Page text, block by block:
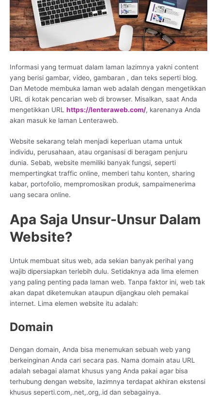
Informasi yang termuat dalam laman lazimnya yakni content
yang berisi gambar, video, gambaran , dan teks seperti blog.
Dan Metode membuka laman web adalah dengan mengetikkan
URL di kotak pencarian web di browser. Misalkan, saat Anda
mengetikkan URL https://lenteraweb.com/, karenanya Anda
akan masuk ke laman Lenteraweb.
Website sekarang telah menjadi keperluan utama untuk
individu, perusahaan, atau organisasi di beragam penjuru
dunia. Sebab, website memiliki banyak fungsi, seperti
mempertingkat traffic online, memberi tahu konten, sharing
kabar, portofolio, mempromosikan produk, sampaimenerima
uang secara online.
Apa Saja Unsur-Unsur Dalam
Website?
Untuk membuat situs web, ada sekian banyak perihal yang
wajib dipersiapkan terlebih dulu. Setidaknya ada lima elemen
yang paling penting pada laman web. Tanpa faktor ini, web tak
akan dapat diketemukan ataupun dijangkau oleh pemakai
internet. Lima elemen website itu adalah:
Domain
Dengan domain, Anda bisa menemukan sebuah web yang
berkeinginan Anda cari secara pas. Nama domain atau URL
adalah sebagai alamat khusus yang Anda pakai agar bisa
terhubung dengan website, lazimnya terdapat akhiran ekstensi
khusus seperti.com,.net,.org,.id dan sebagainya.